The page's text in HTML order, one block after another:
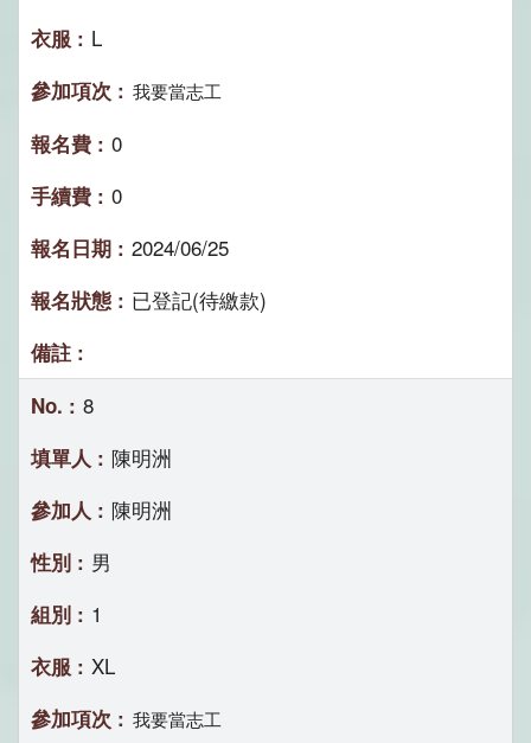
L
我要當志工
0
0
2024/06/25
已登記(待繳款)
8
陳明洲
陳明洲
男
1
XL
我要當志工